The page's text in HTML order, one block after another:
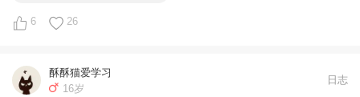
6 26
酥酥猫爱学习
16岁
日志